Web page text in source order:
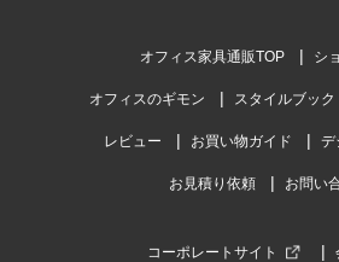
オフィス家具通販TOP シ
オフィスのギモン スタイルブック
レビュー お買い物ガイド デ
お見積り依頼 お問い
コーポレートサイト